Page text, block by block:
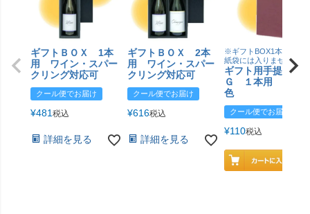
ギフトＢＯＸ 1本
用 ワイン・スパー
クリング対応可
クール便でお届け
¥481税込
詳細を見る
ギフトＢＯＸ 2本
用 ワイン・スパー
クリング対応可
クール便でお届け
¥616税込
詳細を見る
※ギフトBOX1本用はこ
紙袋には入りません
ギフト用手提げＢ
Ｇ １本用 エン
色
クール便でお届け
¥110税込